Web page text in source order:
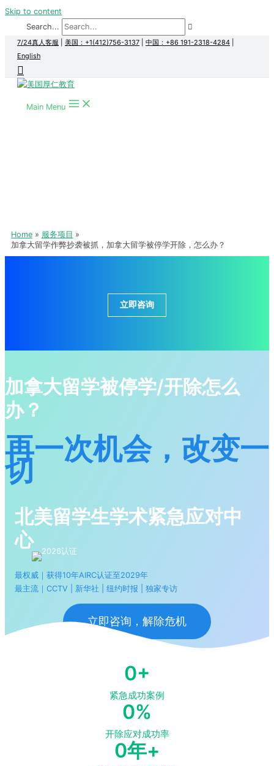
Skip to content
Search...
7/24真人客服 美国：+1(412)756-3137 中国：+86 191-2318-4284
English
Main Menu
Home
服务项目
加拿大留学作弊抄袭被抓，加拿大留学被停学开除，怎么办？
立即咨询
加拿大留学被停学/开除怎么
办？
再一次机会，改变一
切
北美留学生学术紧急应对中
心
最权威｜获得10年AIRC认证至2029年
最主流｜CCTV | 新华社 | 纽约时报 | 独家专访
立即咨询，解除危机
0+
紧急成功案例
0%
开除应对成功率
0年+